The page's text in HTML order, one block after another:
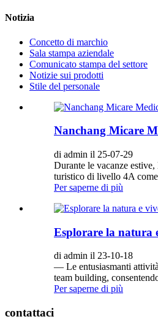
Notizia
Concetto di marchio
Sala stampa aziendale
Comunicato stampa del settore
Notizie sui prodotti
Stile del personale
Nanchang Micare
di admin il 25-07-29
Durante le vacanze
turistico di livello 4A
Per saperne di più
Esplorare la natura
di admin il 23-10-18
— Le entusiasmanti
team building,
Per saperne di più
contattaci